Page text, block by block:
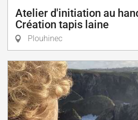
Atelier d'initiation au
Création tapis laine
Plouhinec